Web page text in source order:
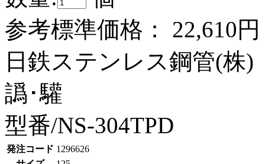
参考標準価格：
22,610円
日鉄ステンレス鋼管(株)
譌･驩
型番/NS-304TPD
発注コード 1296626